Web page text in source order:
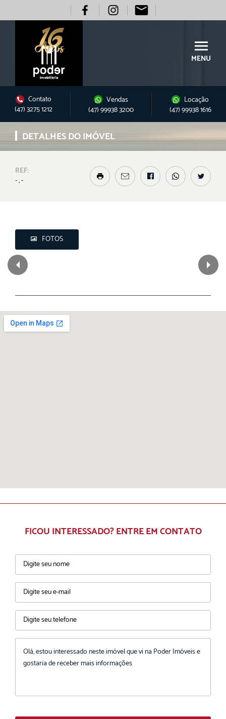
MENU
Contato
(47) 3275 1212
Vendas
(47) 99938 3200
Locação
(47) 99938 1616
DETALHES DO IMÓVEL
REF:
- , -
FOTOS
FICOU INTERESSADO? ENTRE EM CONTATO